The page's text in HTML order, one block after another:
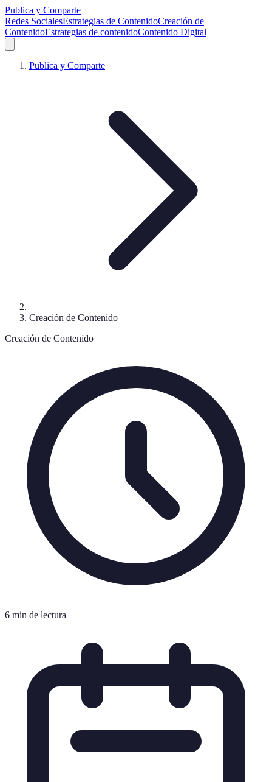
Publica y Comparte
Redes SocialesEstrategias de ContenidoCreación de
ContenidoEstrategias de contenidoContenido Digital
Publica y Comparte
Creación de Contenido
Creación de Contenido
6 min de lectura